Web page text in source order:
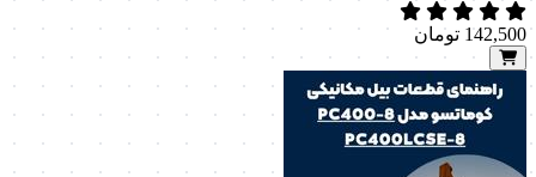
142,500 تومان